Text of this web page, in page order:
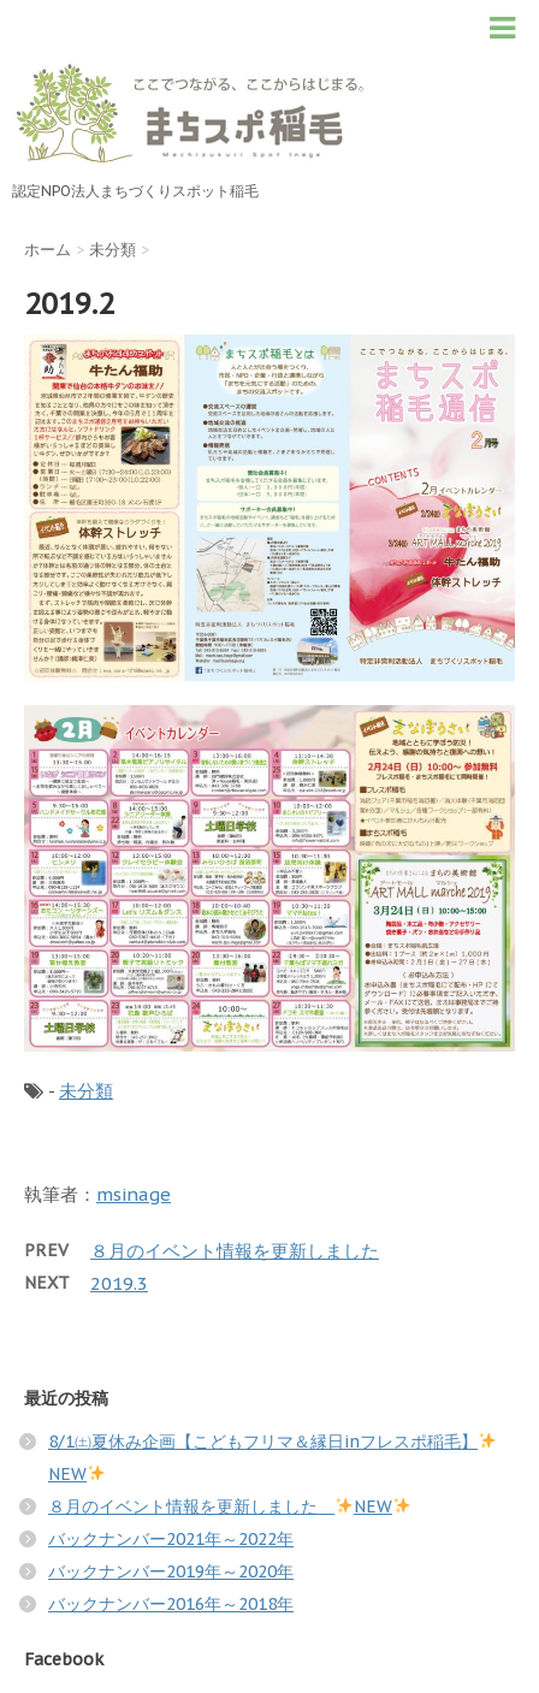
認定NPO法人まちづくりスポット稲毛
ホーム > 未分類 >
2019.2
- 未分類
執筆者： msinage
PREV ８月のイベント情報を更新しました
NEXT 2019.3
最近の投稿
8/1㈯夏休み企画【こどもフリマ＆縁日inフレスポ稲毛】
NEW
８月のイベント情報を更新しました
NEW
バックナンバー2021年～2022年
バックナンバー2019年～2020年
バックナンバー2016年～2018年
Facebook